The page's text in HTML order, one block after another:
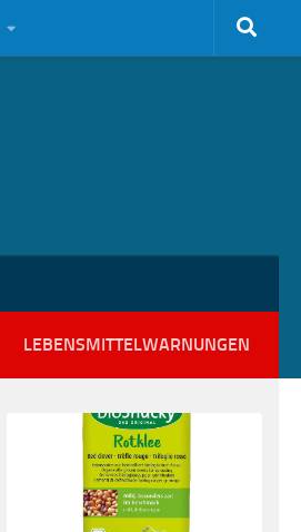
LEBENSMITTELWARNUNGEN